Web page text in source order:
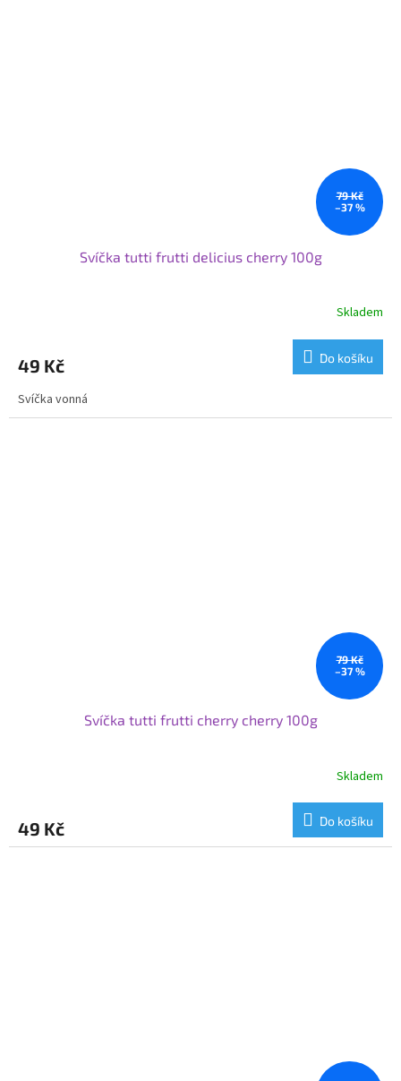
79 Kč
–37 %
Svíčka tutti frutti delicius cherry 100g
Skladem
49 Kč Do košíku
Svíčka vonná
79 Kč
–37 %
Svíčka tutti frutti cherry cherry 100g
Skladem
49 Kč Do košíku